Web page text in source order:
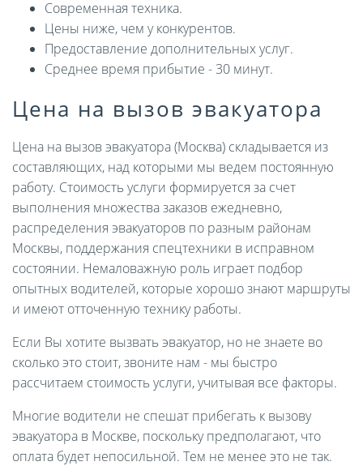
Современная техника.
Цены ниже, чем у конкурентов.
Предоставление дополнительных услуг.
Среднее время прибытие - 30 минут.
Цена на вызов эвакуатора
Цена на вызов эвакуатора (Москва) складывается из
составляющих, над которыми мы ведем постоянную
работу. Стоимость услуги формируется за счет
выполнения множества заказов ежедневно,
распределения эвакуаторов по разным районам
Москвы, поддержания спецтехники в исправном
состоянии. Немаловажную роль играет подбор
опытных водителей, которые хорошо знают маршруты
и имеют отточенную технику работы.
Если Вы хотите вызвать эвакуатор, но не знаете во
сколько это стоит, звоните нам - мы быстро
рассчитаем стоимость услуги, учитывая все факторы.
Многие водители не спешат прибегать к вызову
эвакуатора в Москве, поскольку предполагают, что
оплата будет непосильной. Тем не менее это не так.